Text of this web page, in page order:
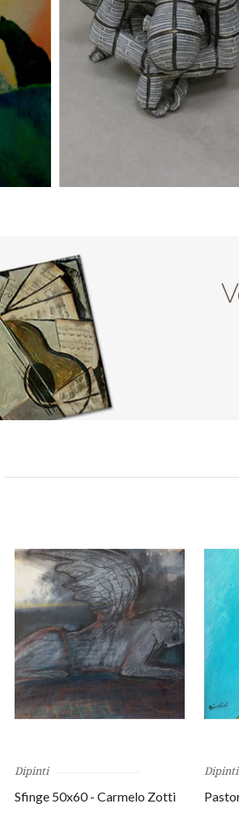
Dipinti
Sfinge 50x60 - Carmelo Zotti
Dipinti